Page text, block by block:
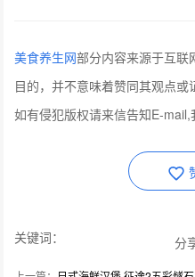
美食养生网部分内容来源于互联
目的，并不意味着赞同其观点或
如有侵犯版权请来信告知E-mail,
关键词： 分